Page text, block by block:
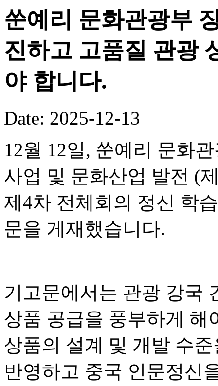
쑨예리 문화관광부
진하고 고품질 관광
야 합니다.
Date: 2025-12-13
12월 12일, 쑨예리 문화
사업 및 문화산업 발전 (
제4차 전체회의 정신 학
문을 게재했습니다.
기고문에서는 관광 강국
상품 공급을 풍부하게 해
상품의 설계 및 개발 수
반영하고 중국 인문정신